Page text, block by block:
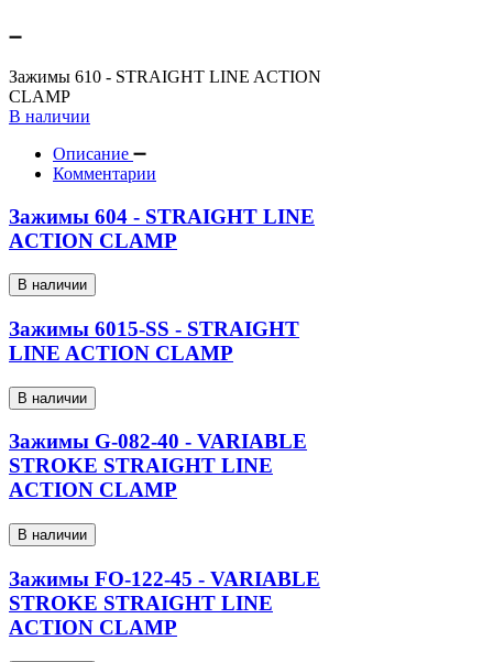
Зажимы 610 - STRAIGHT LINE ACTION
CLAMP
В наличии
Описание
Комментарии
Зажимы 604 - STRAIGHT LINE
ACTION CLAMP
В наличии
Зажимы 6015-SS - STRAIGHT
LINE ACTION CLAMP
В наличии
Зажимы G-082-40 - VARIABLE
STROKE STRAIGHT LINE
ACTION CLAMP
В наличии
Зажимы FO-122-45 - VARIABLE
STROKE STRAIGHT LINE
ACTION CLAMP